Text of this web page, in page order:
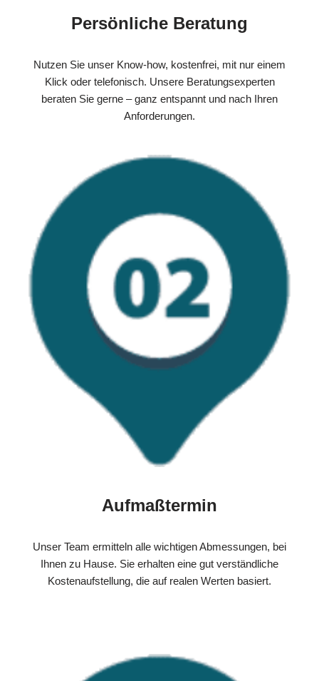
Persönliche Beratung
Nutzen Sie unser Know-how, kostenfrei, mit nur einem
Klick oder telefonisch. Unsere Beratungsexperten
beraten Sie gerne – ganz entspannt und nach Ihren
Anforderungen.
Aufmaßtermin
Unser Team ermitteln alle wichtigen Abmessungen, bei
Ihnen zu Hause. Sie erhalten eine gut verständliche
Kostenaufstellung, die auf realen Werten basiert.